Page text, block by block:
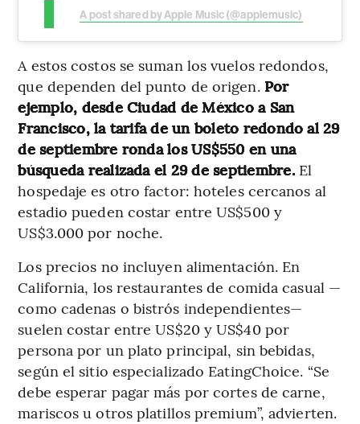
A post shared by Apple Music (@applemusic)
A estos costos se suman los vuelos redondos,
que dependen del punto de origen. Por
ejemplo, desde Ciudad de México a San
Francisco, la tarifa de un boleto redondo al 29
de septiembre ronda los US$550 en una
búsqueda realizada el 29 de septiembre. El
hospedaje es otro factor: hoteles cercanos al
estadio pueden costar entre US$500 y
US$3.000 por noche.
Los precios no incluyen alimentación. En
California, los restaurantes de comida casual —
como cadenas o bistrós independientes—
suelen costar entre US$20 y US$40 por
persona por un plato principal, sin bebidas,
según el sitio especializado EatingChoice. “Se
debe esperar pagar más por cortes de carne,
mariscos u otros platillos premium”, advierten.